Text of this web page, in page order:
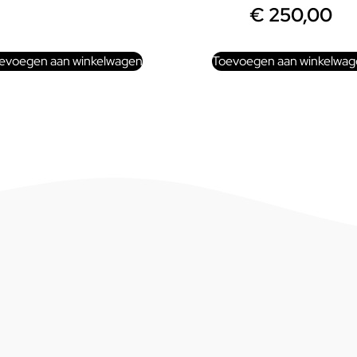
aan winkelwagen
€ 250,00
Toevoegen aan